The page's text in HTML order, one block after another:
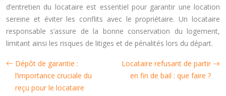
d’entretien du locataire est essentiel pour garantir une location
sereine et éviter les conflits avec le propriétaire. Un locataire
responsable s’assure de la bonne conservation du logement,
limitant ainsi les risques de litiges et de pénalités lors du départ.
Dépôt de garantie :
l’importance cruciale du
reçu pour le locataire
Locataire refusant de partir
en fin de bail : que faire ?